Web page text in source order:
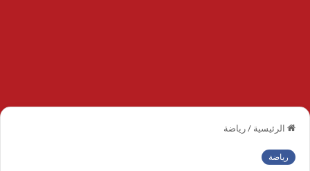
الرئيسية /رياضة
رياضة